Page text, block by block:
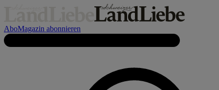
AboMagazin abonnieren